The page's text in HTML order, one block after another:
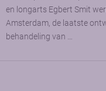
en longarts Egbert Smit
Amsterdam, de laatste
behandeling van …